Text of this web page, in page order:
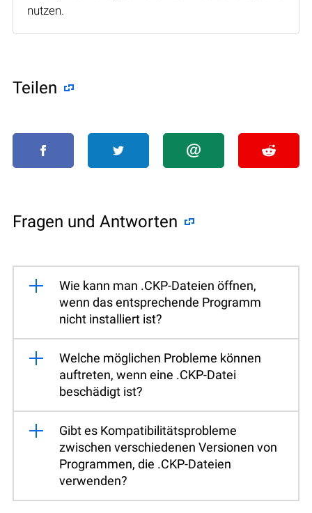
nutzen.
Teilen
Fragen und Antworten
Wie kann man .CKP-Dateien öffnen,
wenn das entsprechende Programm
nicht installiert ist?
Welche möglichen Probleme können
auftreten, wenn eine .CKP-Datei
beschädigt ist?
Gibt es Kompatibilitätsprobleme
zwischen verschiedenen Versionen von
Programmen, die .CKP-Dateien
verwenden?